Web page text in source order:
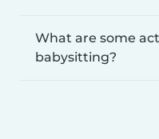
What are some
babysitting?